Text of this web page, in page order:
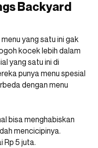
Backyard
yang satu ini gak
kocek lebih dalam
yang satu ini di
punya menu spesial
dengan menu
bisa menghabiskan
mencicipinya.
Rp 5 juta.